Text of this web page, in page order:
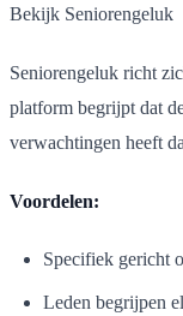
Bekijk Seniorengeluk
Seniorengeluk richt
platform begrijpt dat
verwachtingen heeft
Voordelen:
Specifiek gericht
Leden begrijpen